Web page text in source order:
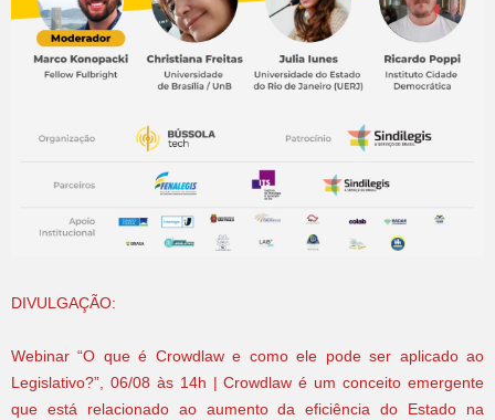
DIVULGAÇÃO:
Webinar “O que é Crowdlaw e como ele pode ser aplicado ao
Legislativo?”, 06/08 às 14h | Crowdlaw é um conceito emergente
que está relacionado ao aumento da eficiência do Estado na